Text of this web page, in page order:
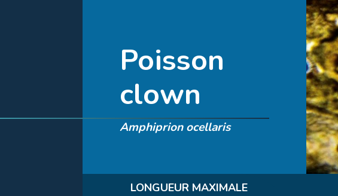
Poisson
clown
Amphiprion ocellaris
LONGUEUR MAXIMALE